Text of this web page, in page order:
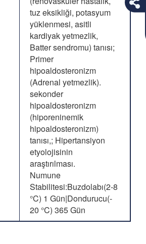
tuz eksikliği, potasyum
yüklenmesi, asitli
kardiyak yetmezlik,
Batter sendromu) tanısı;
Primer
hipoaldosteronizm
(Adrenal yetmezlik).
sekonder
hipoaldosteronizm
(hiporeninemik
hipoaldosteronizm)
tanısı,; Hipertansiyon
etyolojisinin
araştırılması.
Numune
Stabilitesi:Buzdolabı(2-8
°C) 1 Gün|Dondurucu(-
20 °C) 365 Gün